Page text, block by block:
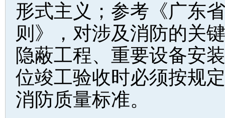
形式主义；参考《广东
则》，对涉及消防的关
隐蔽工程、重要设备安
位竣工验收时必须按规
消防质量标准。